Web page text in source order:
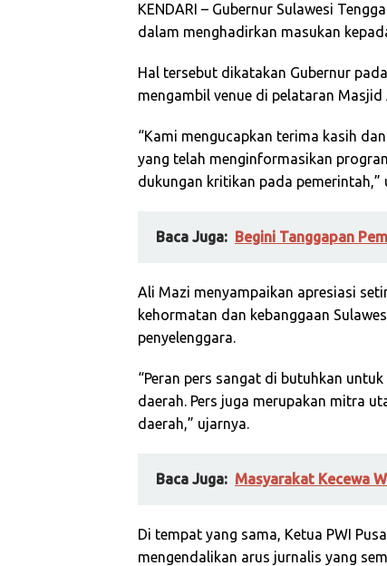
KENDARI – Gubernur Sulawesi
dalam menghadirkan masukan
Hal tersebut dikatakan Gubernur
mengambil venue di pelataran
“Kami mengucapkan terima kasih
yang telah menginformasikan
dukungan kritikan pada
Baca Juga: Begini Tanggapan
Ali Mazi menyampaikan apresiasi
kehormatan dan kebanggaan
penyelenggara.
“Peran pers sangat di butuhkan
daerah. Pers juga merupakan mitra
daerah,” ujarnya.
Baca Juga: Masyarakat Kecewa
Di tempat yang sama, Ketua PWI
mengendalikan arus jurnalis yang